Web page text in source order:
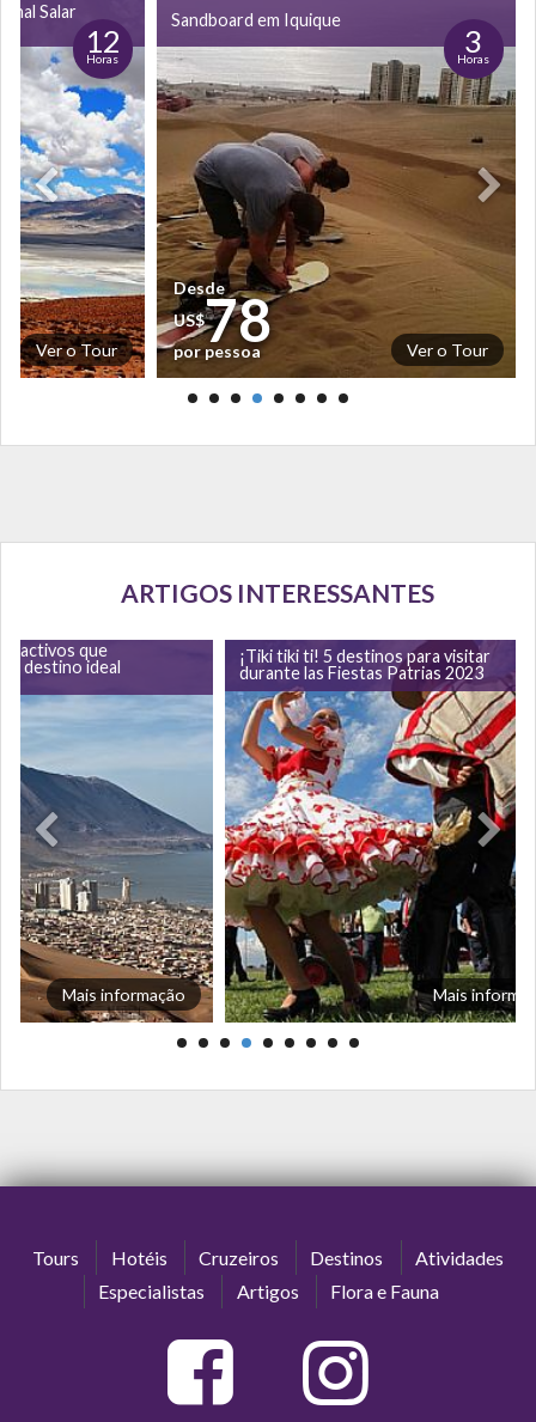
Salar
12
Horas
Ver o Tour
Sandboard em Iquique
3
Horas
Ver o Tour
Desde
US$78
por pessoa
ARTIGOS INTERESSANTES
que
destino ideal
Mais informação
¡Tiki tiki ti! 5 destinos para visitar
durante las Fiestas Patrias 2023
Mais
Tours Hotéis Cruzeiros Destinos
Atividades
Especialistas
Artigos Flora e Fauna